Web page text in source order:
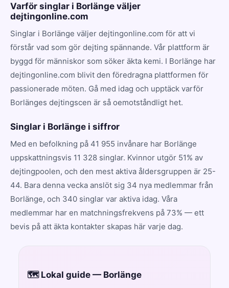
Varför singlar i Borlänge väljer
dejtingonline.com
Singlar i Borlänge väljer dejtingonline.com för att vi
förstår vad som gör dejting spännande. Vår plattform är
byggd för människor som söker äkta kemi. I Borlänge har
dejtingonline.com blivit den föredragna plattformen för
passionerade möten. Gå med idag och upptäck varför
Borlänges dejtingscen är så oemotståndligt het.
Singlar i Borlänge i siffror
Med en befolkning på 41 955 invånare har Borlänge
uppskattningsvis 11 328 singlar. Kvinnor utgör 51% av
dejtingpoolen, och den mest aktiva åldersgruppen är 25-
44. Bara denna vecka anslöt sig 34 nya medlemmar från
Borlänge, och 340 singlar var aktiva idag. Våra
medlemmar har en matchningsfrekvens på 73% — ett
bevis på att äkta kontakter skapas här varje dag.
🗺️ Lokal guide — Borlänge